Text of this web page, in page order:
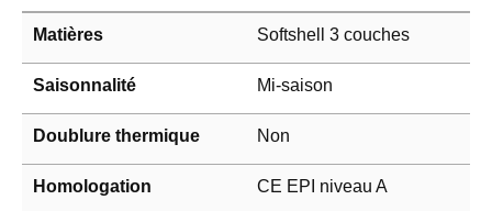
Matières Softshell 3 couches
Saisonnalité Mi-saison
Doublure thermique Non
Homologation CE EPI niveau A